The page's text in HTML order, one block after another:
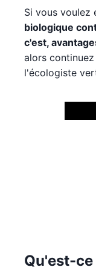
Si vous voulez
biologique
c'est,
alors
l'écologiste
Qu'est-